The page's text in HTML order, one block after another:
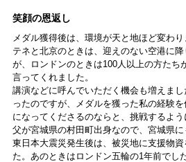
笑顔の恩返し
メダル獲得後は、環境が天と地ほど変わ
テネと北京のときは、迎えのない空港に
が、ロンドンのときは100人以上の方たち
言ってくれました。
講演などに呼んでいただく機会も増えま
ったのですが、メダルを獲った私の経験
になってくださるのならと、挑戦するよう
父が宮城県の村田町出身なので、宮城県に
東日本大震災発生後は、被災地に支援物
た。あのときはロンドン五輪の1年前でし